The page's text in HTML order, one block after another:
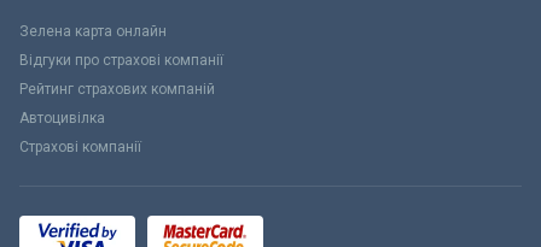
Зелена карта онлайн
Відгуки про страхові компанії
Рейтинг страхових компаній
Автоцивілка
Страхові компанії